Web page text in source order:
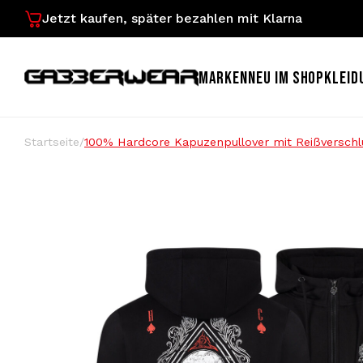
Jetzt kaufen, später bezahlen mit Klarna
MARKENNEU IM SHOP
Startseite/100% Hardcore Kapuzenpullover mit